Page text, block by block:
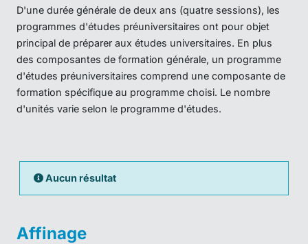
D'une durée générale de deux ans (quatre sessions), les
programmes d'études préuniversitaires ont pour objet
principal de préparer aux études universitaires. En plus
des composantes de formation générale, un programme
d'études préuniversitaires comprend une composante de
formation spécifique au programme choisi. Le nombre
d'unités varie selon le programme d'études.
Aucun résultat
Affinage